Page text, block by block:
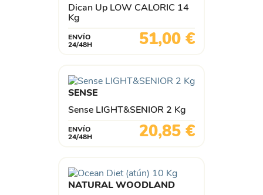
Dican Up LOW CALORIC 14
Kg
ENVÍO
24/48H
Precio
51,00 €
SENSE
Sense LIGHT&SENIOR 2 Kg
ENVÍO
24/48H
Precio
20,85 €
NATURAL WOODLAND